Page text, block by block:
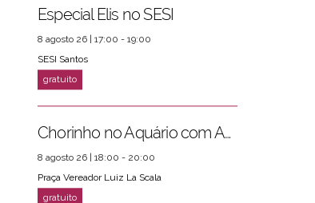
Especial Elis no SESI
8 agosto 26 | 17:00 - 19:00
SESI Santos
Chorinho no Aquário com Amigos da Música e Mari Torres
8 agosto 26 | 18:00 - 20:00
Praça Vereador Luiz La Scala